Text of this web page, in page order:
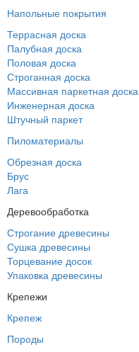
Напольные покрытия
Террасная доска
Палубная доска
Половая доска
Строганная доска
Массивная паркетная доска
Инженерная доска
Штучный паркет
Пиломатериалы
Обрезная доска
Брус
Лага
Деревообработка
Строгание древесины
Сушка древесины
Торцевание досок
Упаковка древесины
Крепежи
Крепеж
Породы